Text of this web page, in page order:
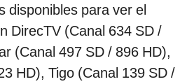
disponibles para ver el
DirecTV (Canal 634 SD /
(Canal 497 SD / 896 HD),
HD), Tigo (Canal 139 SD /